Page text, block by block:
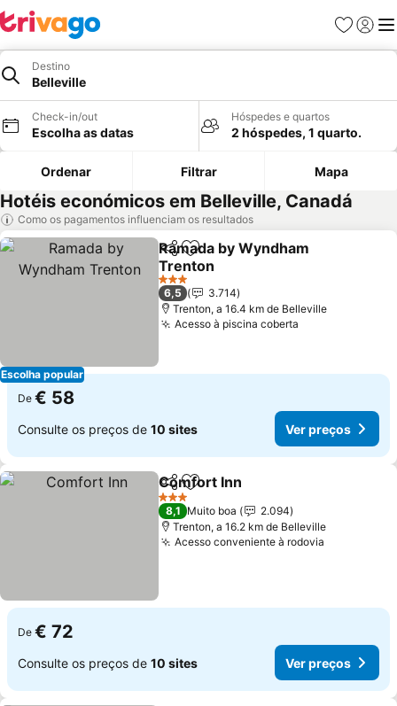
Favoritos
Iniciar
Destino
Belleville
Check-in/out
Escolha as datas
Hóspedes e quartos
2 hóspedes, 1 quarto.
Ordenar Filtrar Mapa
Hotéis económicos em Belleville, Canadá
Como os pagamentos influenciam os resultados
Escolha popular
PartilharAdicionar aos favoritos
Ramada by Wyndham
Trenton
3 Estrelas
6,5
3.714
Trenton, a 16.4 km de Belleville
Acesso à piscina coberta
De € 58
Consulte os preços de 10 sites Ver preços
PartilharAdicionar aos favoritos
Comfort Inn
3 Estrelas
8,1 Muito boa
2.094
Trenton, a 16.2 km de Belleville
Acesso conveniente à rodovia
De € 72
Consulte os preços de 10 sites Ver preços